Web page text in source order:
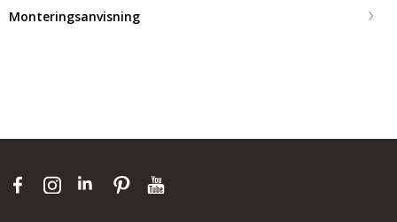
Monteringsanvisning